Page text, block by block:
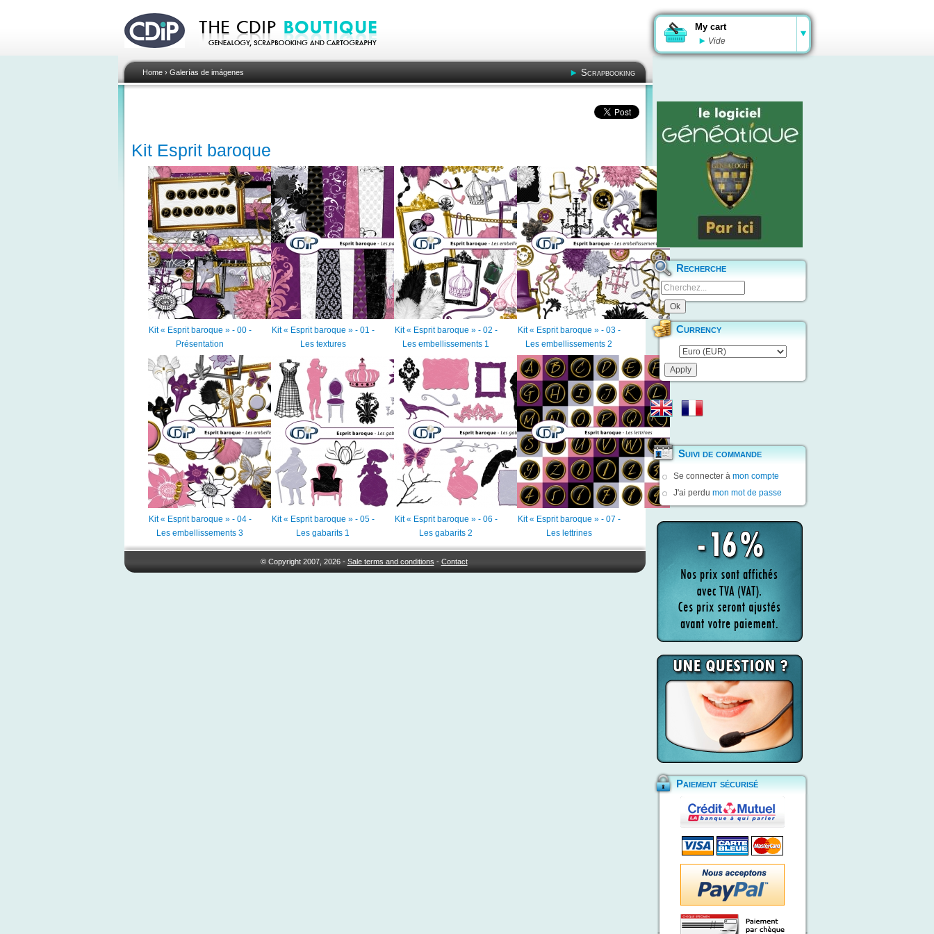
My cart
Vide
Home› Galerías de imágenes Scrapbooking
Kit Esprit baroque
Kit « Esprit baroque » - 00 -
Présentation
Kit « Esprit baroque » - 01 -
Les textures
Kit « Esprit baroque » - 02 -
Les embellissements 1
Kit « Esprit baroque » - 03 -
Les embellissements 2
Kit « Esprit baroque » - 04 -
Les embellissements 3
Kit « Esprit baroque » - 05 -
Les gabarits 1
Kit « Esprit baroque » - 06 -
Les gabarits 2
Kit « Esprit baroque » - 07 -
Les lettrines
© Copyright 2007, 2026 - Sale terms and conditions - Contact
Recherche
Currency
Suivi de commande
Se connecter à mon compte
J'ai perdu mon mot de passe
Paiement sécurisé